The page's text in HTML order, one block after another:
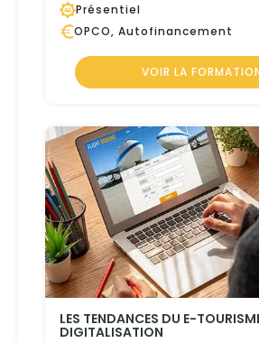
Présentiel
OPCO, Autofinancement
VOIR LA
LES TENDANCES DU E-
DIGITALISATION